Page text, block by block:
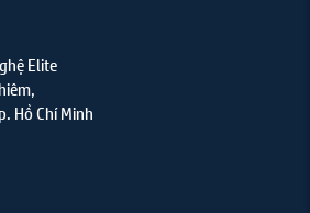
Elite
Hồ Chí Minh